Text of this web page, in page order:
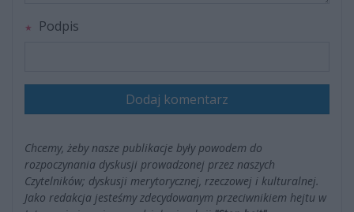
Podpis
Dodaj komentarz
Chcemy, żeby nasze publikacje były powodem do
rozpoczynania dyskusji prowadzonej przez naszych
Czytelników; dyskusji merytorycznej, rzeczowej i kulturalnej.
Jako redakcja jesteśmy zdecydowanym przeciwnikiem hejtu w